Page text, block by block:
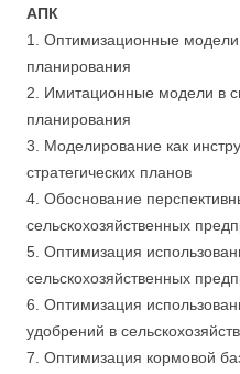
АПК
1. Оптимизационные модели
планирования
2. Имитационные модели в
планирования
3. Моделирование как
стратегических планов
4. Обоснование
сельскохозяйственных
5. Оптимизация
сельскохозяйственных
6. Оптимизация
удобрений в
7. Оптимизация кормовой